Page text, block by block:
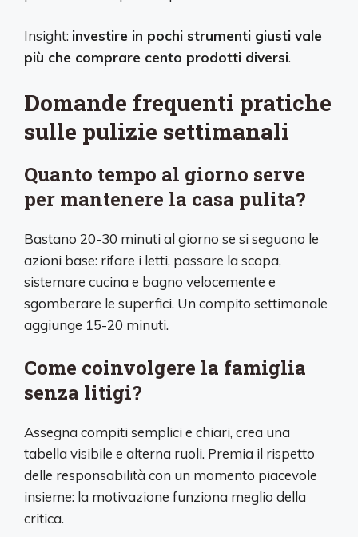
Insight: investire in pochi strumenti giusti vale
più che comprare cento prodotti diversi.
Domande frequenti pratiche
sulle pulizie settimanali
Quanto tempo al giorno serve
per mantenere la casa pulita?
Bastano 20-30 minuti al giorno se si seguono le
azioni base: rifare i letti, passare la scopa,
sistemare cucina e bagno velocemente e
sgomberare le superfici. Un compito settimanale
aggiunge 15-20 minuti.
Come coinvolgere la famiglia
senza litigi?
Assegna compiti semplici e chiari, crea una
tabella visibile e alterna ruoli. Premia il rispetto
delle responsabilità con un momento piacevole
insieme: la motivazione funziona meglio della
critica.